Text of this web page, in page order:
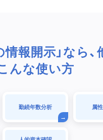
情報開示」なら
んな使い方
勤続年数分析 属